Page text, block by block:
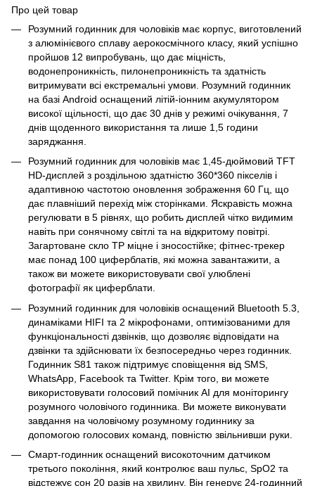
Про цей товар
Розумний годинник для чоловіків має корпус, виготовлений
з алюмінієвого сплаву аерокосмічного класу, який успішно
пройшов 12 випробувань, що дає міцність,
водонепроникність, пилонепроникність та здатність
витримувати всі екстремальні умови. Розумний годинник
на базі Android оснащений літій-іонним акумулятором
високої щільності, що дає 30 днів у режимі очікування, 7
днів щоденного використання та лише 1,5 години
заряджання.
Розумний годинник для чоловіків має 1,45-дюймовий TFT
HD-дисплей з роздільною здатністю 360*360 пікселів і
адаптивною частотою оновлення зображення 60 Гц, що
дає плавніший перехід між сторінками. Яскравість можна
регулювати в 5 рівнях, що робить дисплей чітко видимим
навіть при сонячному світлі та на відкритому повітрі.
Загартоване скло TP міцне і зносостійке; фітнес-трекер
має понад 100 циферблатів, які можна завантажити, а
також ви можете використовувати свої улюблені
фотографії як циферблати.
Розумний годинник для чоловіків оснащений Bluetooth 5.3,
динаміками HIFI та 2 мікрофонами, оптимізованими для
функціональності дзвінків, що дозволяє відповідати на
дзвінки та здійснювати їх безпосередньо через годинник.
Годинник S81 також підтримує сповіщення від SMS,
WhatsApp, Facebook та Twitter. Крім того, ви можете
використовувати голосовий помічник AI для моніторингу
розумного чоловічого годинника. Ви можете виконувати
завдання на чоловічому розумному годиннику за
допомогою голосових команд, повністю звільнивши руки.
Смарт-годинник оснащений високоточним датчиком
третього покоління, який контролює ваш пульс, SpO2 та
відстежує сон 20 разів на хвилину. Він генерує 24-годинний